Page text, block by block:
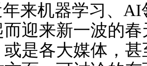
来机器学习、
而迎来新一波的
或是各大媒体，